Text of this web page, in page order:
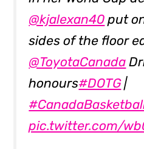
@kjalexan40 put
sides of the floor
@ToyotaCanada
honours#DOTG|
pic.twitter.com/